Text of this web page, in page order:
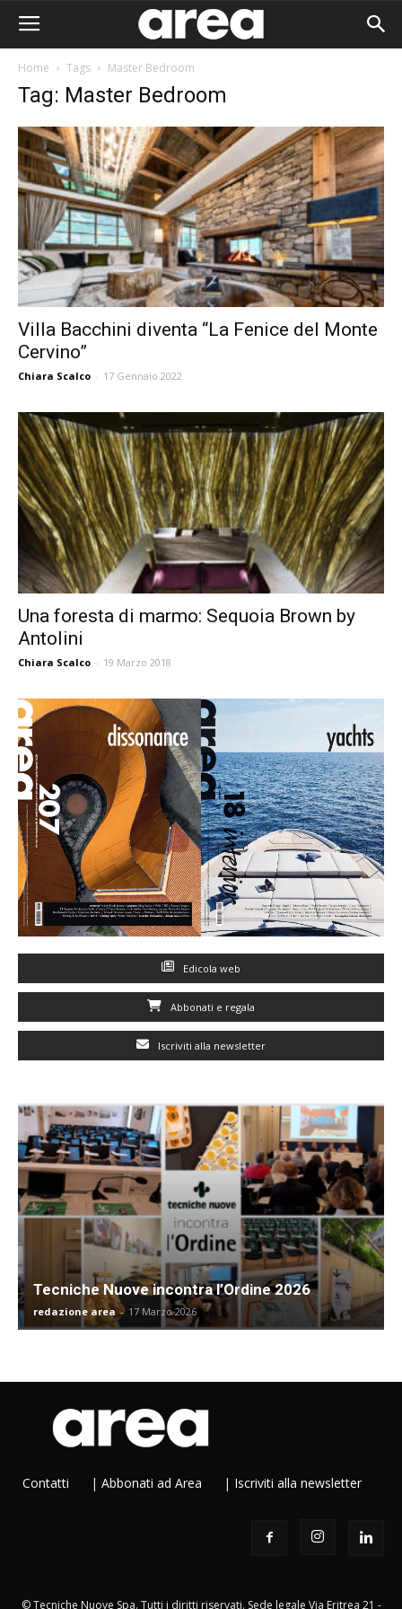
Home Tags Master Bedroom
Tag: Master Bedroom
Villa Bacchini diventa “La Fenice del Monte
Cervino”
Chiara Scalco - 17 Gennaio 2022
Una foresta di marmo: Sequoia Brown by
Antolini
Chiara Scalco - 19 Marzo 2018
Edicola web
Abbonati e regala
Iscriviti alla newsletter
Tecniche Nuove incontra l’Ordine 2026
redazione area - 17 Marzo 2026
Contatti | Abbonati ad Area | Iscriviti alla newsletter
© Tecniche Nuove Spa. Tutti i diritti riservati. Sede legale Via Eritrea 21 -